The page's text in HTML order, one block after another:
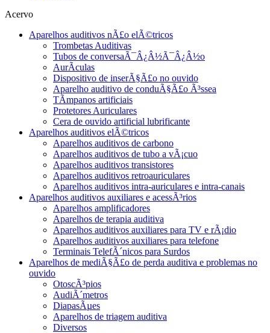
Acervo
Aparelhos auditivos nÃ£o elÃ©tricos
Trombetas Auditivas
Tubos de conversaÃ¯Â¿Â½Ã¯Â¿Â½o
AurÃ­culas
Dispositivo de inserÃ§Ã£o no ouvido
Aparelho auditivo de conduÃ§Ã£o Ã³ssea
TÃ­mpanos artificiais
Protetores Auriculares
Cera de ouvido artificial lubrificante
Aparelhos auditivos elÃ©tricos
Aparelhos auditivos de carbono
Aparelhos auditivos de tubo a vÃ¡cuo
Aparelhos auditivos transistores
Aparelhos auditivos retroauriculares
Aparelhos auditivos intra-auriculares e intra-canais
Aparelhos auditivos auxiliares e acessÃ³rios
Aparelhos amplificadores
Aparelhos de terapia auditiva
Aparelhos auditivos auxiliares para TV e rÃ¡dio
Aparelhos auditivos auxiliares para telefone
Terminais TelefÃ´nicos para Surdos
Aparelhos de mediÃ§Ã£o de perda auditiva e problemas no
ouvido
OtoscÃ³pios
AudiÃ´metros
DiapasÃµes
Aparelhos de triagem auditiva
Diversos